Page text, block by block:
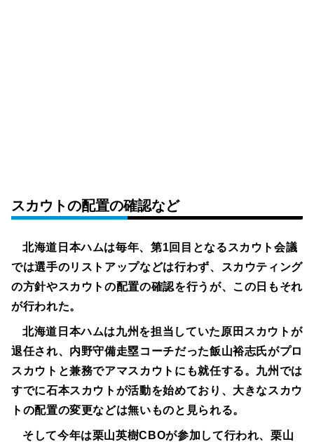
スカウトの配置の確認など
北海道日本ハムは毎年、第1回目となるスカウト会議
では選手のリストアップなどは行わず、スカウティング
の方針やスカウトの配置の確認を行うが、この日もそれ
が行われた。
北海道日本ハムは九州を担当していた原田スカウトが
退任され、内野守備走塁コーチだった飯山裕志氏がプロ
スカウトと兼務でアマスカウトにも就任する。九州では
すでに石本スカウトが活動を始めており、大きなスカウ
トの配置の変更などは無いものと見られる。
そして今年は栗山英樹CBOが参加して行われ、栗山